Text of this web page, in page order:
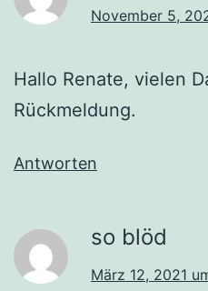
November 5,
Hallo Renate, vielen
Rückmeldung.
Antworten
so blöd
März 12, 2021